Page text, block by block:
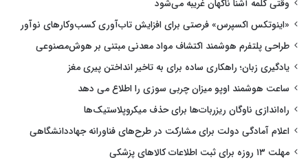
وقتی کلمه آشنا ناگهان غریبه می‌شود
«اینوتکس اکسپرس» فرصتی برای افزایش تاب‌آوری کسب‌وکارهای نوآور
طراحی پلتفرم هوشمند اکتشاف مواد معدنی مبتنی بر هوش‌مصنوعی
یادگیری زبان؛ راهکاری ساده برای به تاخیر انداختن پیری مغز
ساعت هوشمند اوپو میزان چربی سوزی را اطلاع می دهد
راه‌اندازی ناوگان ریزربات‌ها برای حذف میکروپلاستیک‌ها
اعلام آمادگی دولت برای مشارکت در طرح‌های فناورانه جهاددانشگاهی
مهلت ۱۳ روزه برای ثبت اطلاعات کالاهای پزشکی